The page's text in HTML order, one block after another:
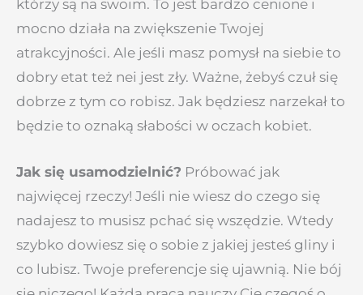
którzy są na swoim. To jest bardzo cenione i
mocno działa na zwiększenie Twojej
atrakcyjności. Ale jeśli masz pomysł na siebie to
dobry etat też nei jest zły. Ważne, żebyś czuł się
dobrze z tym co robisz. Jak będziesz narzekał to
będzie to oznaką słabości w oczach kobiet.
Jak się usamodzielnić? Próbować jak
najwięcej rzeczy! Jeśli nie wiesz do czego się
nadajesz to musisz pchać się wszędzie. Wtedy
szybko dowiesz się o sobie z jakiej jesteś gliny i
co lubisz. Twoje preferencje się ujawnią. Nie bój